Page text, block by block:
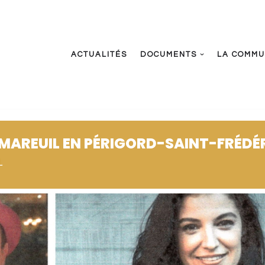
ACTUALITÉS DOCUMENTS LA
EN PÉRIGORD-SAINT-